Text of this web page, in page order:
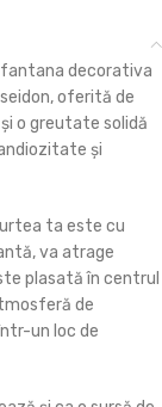
fantana decorativa
oferită de
o greutate solidă
și
ta este cu
va atrage
plasată în centrul
de
un loc de